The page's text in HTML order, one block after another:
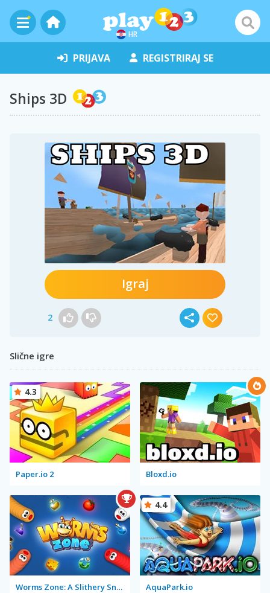
HR
PRIJAVA REGISTRIRAJ SE
Ships 3D
Igraj
2
Slične igre
Paper.io 2
4.3
Bloxd.io
Worms Zone: A Slithery Snake AquaPark.io
4.4